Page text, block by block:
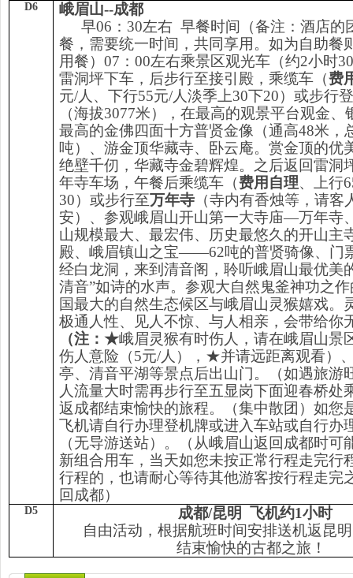
D6 峨眉山--成都
早06：30左右 早餐时间（备注：酒店的
餐，需要统一时间，共同享用。如为自助餐
用餐）07：00左右乘景区观光车（约2小时
雷洞坪下车，后步行至接引殿，乘缆车（费
元/人、下行55元/人淡季上30下20）或步行
（海拔3077米），在最高的观景平台观金
最高的金佛四面十方普贤金像（通高48米，
吨）、游金顶华藏寺、卧云庵。赏金顶的优
绝壁千仞，华藏寺金碧辉煌。之后返回雷洞
年寺车场，午餐后乘缆车（费用自理、上行
30）或步行至万年寺 （寺内有香烛等，请客
安）、参观峨眉山开山第一大寺庙—万年寺
山规模最大、最宏伟、历史最悠久的开山主
殿、峨眉镇山之宝——62吨的普贤骑像、门
经白龙洞，来到清音阁，聆听峨眉山最优美
清音”如诗的水声。参观大自然鬼釜神功之
国最大的自然生态候区与峨眉山灵猴嬉戏。
极通人性、见人不惊、与人相亲，会带给你
（注：★峨眉灵猴有时伤人，请在峨眉山景
伤人意险（5元/人），★并请远距离观看）
亭、清音平湖等景点后出山门。（如遇旅游
人流量大时需再步行至五显岗下面迎春桥处
返成都结束愉快的旅程。（集中散团）如您
飞机请自行办理登机牌或进入车站或自行办
（无导游送站）。（从峨眉山返回成都时可
新组合用车，当天如您未按正常行程走完行
行程的，也请耐心等待其他游客按行程走完
回成都）
D5
成都/昆明 飞机约1小时
自由活动，根据航班时间安排送机返昆
结束愉快的古都之旅！